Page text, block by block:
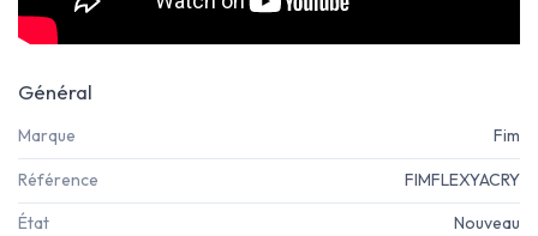
Général
Marque Fim
Référence FIMFLEXYACRY
État Nouveau